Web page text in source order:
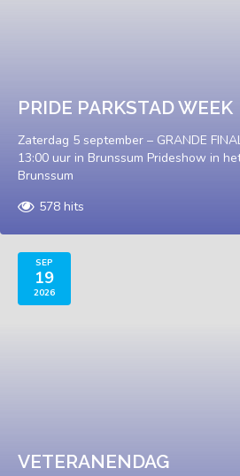
PRIDE PARKSTAD WEEK
Zaterdag 5 september – GRANDE
13:00 uur in Brunssum Prideshow in
Brunssum
578 hits
SEP
19
2026
VETERANENDAG